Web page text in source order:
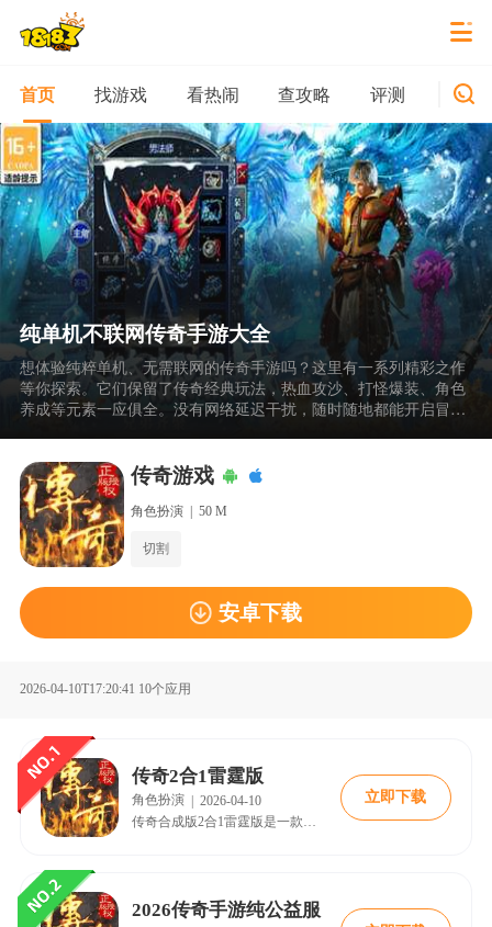
首页 找游戏 看热闹 查攻略 评测 新游
纯单机不联网传奇手游大全
想体验纯粹单机、无需联网的传奇手游吗？这里有一系列精彩之作
等你探索。它们保留了传奇经典玩法，热血攻沙、打怪爆装、角色
养成等元素一应俱全。没有网络延迟干扰，随时随地都能开启冒
传奇游戏
角色扮演 | 50 M
切割
安卓下载
2026-04-10T17:20:41 10个应用
传奇2合1雷霆版
角色扮演 | 2026-04-10
立即下载
2026传奇手游纯公益服